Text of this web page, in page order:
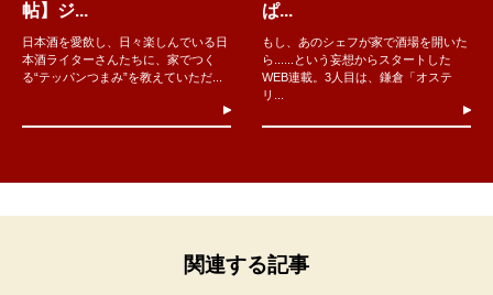
帖】ジ...
日本酒を愛飲し、日々楽しんでいる日
本酒ライターさんたちに、家でつく
る“テッパンつまみ”を教えていただ...
ぱ...
もし、あのシェフが家で酒場を開いた
ら......という妄想からスタートした
WEB連載。3人目は、鎌倉「オステ
リ...
関連する記事